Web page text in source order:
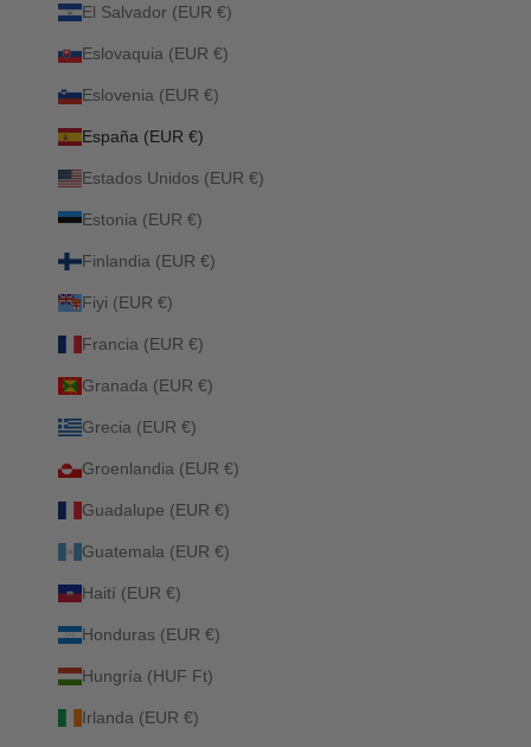
El Salvador (EUR €)
Eslovaquia (EUR €)
Eslovenia (EUR €)
España (EUR €)
Estados Unidos (EUR €)
Estonia (EUR €)
Finlandia (EUR €)
Fiyi (EUR €)
Francia (EUR €)
Granada (EUR €)
Grecia (EUR €)
Groenlandia (EUR €)
Guadalupe (EUR €)
Guatemala (EUR €)
Haití (EUR €)
Honduras (EUR €)
Hungría (HUF Ft)
Irlanda (EUR €)